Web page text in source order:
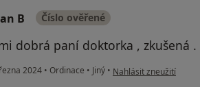
B Číslo ověřené
dobrá paní doktorka , zkušená
2024 • Ordinace • Jiný • podle názoru uživatele
Nahlásit zneužití